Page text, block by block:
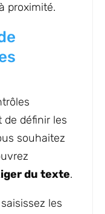
proximité.
définir les
souhaitez
du texte.
les